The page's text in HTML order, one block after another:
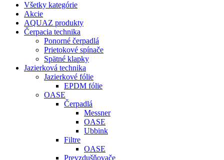
Všetky kategórie
Akcie
AQUAZ produkty
Čerpacia technika
Ponorné čerpadlá
Prietokové spínače
Spätné klapky
Jazierková technika
Jazierkové fólie
EPDM fólie
OASE
Čerpadlá
Messner
OASE
Ubbink
Filtre
OASE
Prevzdušňovače